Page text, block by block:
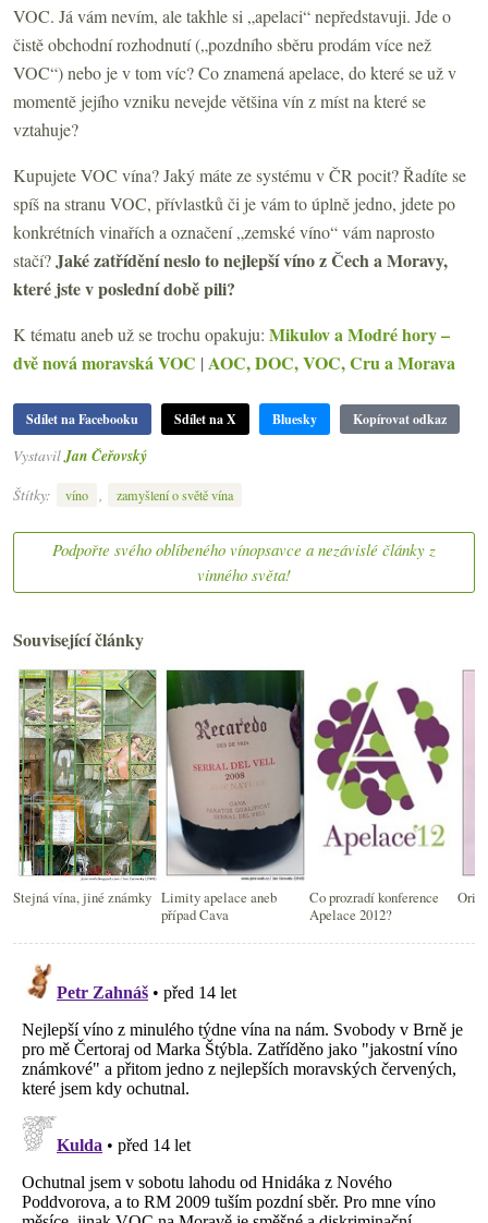
VOC. Já vám nevím, ale takhle si „apelaci“ nepředstavuji. Jde o
čistě obchodní rozhodnutí („pozdního sběru prodám více než
VOC“) nebo je v tom víc? Co znamená apelace, do které se už v
momentě jejího vzniku nevejde většina vín z míst na které se
vztahuje?
Kupujete VOC vína? Jaký máte ze systému v ČR pocit? Řadíte se
spíš na stranu VOC, přívlastků či je vám to úplně jedno, jdete po
konkrétních vinařích a označení „zemské víno“ vám naprosto
stačí?Jaké zatřídění neslo to nejlepší víno z Čech a Moravy,
které jste v poslední době pili?
K tématu aneb už se trochu opakuju: Mikulov a Modré hory –
dvě nová moravská VOC | AOC, DOC, VOC, Cru a Morava
Sdílet na Facebooku Sdílet na X Bluesky Kopírovat odkaz
Vystavil Jan Čeřovský
Štítky:
víno , zamyšlení o světě vína
Podpořte svého oblíbeného vínopsavce a nezávislé články z
vinného světa!
Související články
Stejná vína, jiné známky Limity apelace aneb
případ Cava
Co prozradí konference
Apelace 2012?